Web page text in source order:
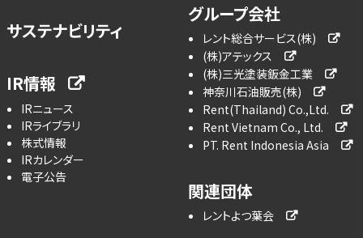
サステナビリティ
IR情報
IRニュース
IRライブラリ
株式情報
IRカレンダー
電子公告
グループ会社
レント総合サービス(株)
(株)アテックス
(株)三光塗装鈑金工業
神奈川石油販売(株)
Rent(Thailand) Co.,Ltd.
Rent Vietnam Co., Ltd.
PT. Rent Indonesia Asia
関連団体
レントよつ葉会